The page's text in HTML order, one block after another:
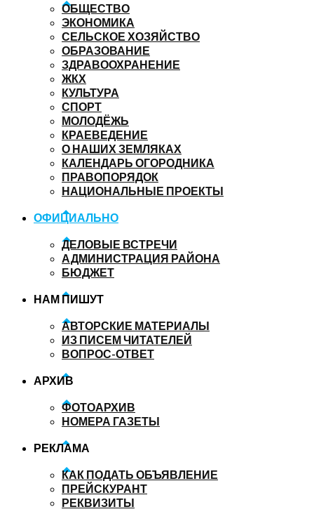
ОБЩЕСТВО
ЭКОНОМИКА
СЕЛЬСКОЕ ХОЗЯЙСТВО
ОБРАЗОВАНИЕ
ЗДРАВООХРАНЕНИЕ
ЖКХ
КУЛЬТУРА
СПОРТ
МОЛОДЁЖЬ
КРАЕВЕДЕНИЕ
О НАШИХ ЗЕМЛЯКАХ
КАЛЕНДАРЬ ОГОРОДНИКА
ПРАВОПОРЯДОК
НАЦИОНАЛЬНЫЕ ПРОЕКТЫ
ОФИЦИАЛЬНО
ДЕЛОВЫЕ ВСТРЕЧИ
АДМИНИСТРАЦИЯ РАЙОНА
БЮДЖЕТ
НАМ ПИШУТ
АВТОРСКИЕ МАТЕРИАЛЫ
ИЗ ПИСЕМ ЧИТАТЕЛЕЙ
ВОПРОС-ОТВЕТ
АРХИВ
ФОТОАРХИВ
НОМЕРА ГАЗЕТЫ
РЕКЛАМА
КАК ПОДАТЬ ОБЪЯВЛЕНИЕ
ПРЕЙСКУРАНТ
РЕКВИЗИТЫ